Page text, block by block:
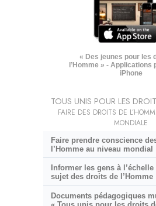
« Des jeunes pour les
l’Homme » - Applications
iPhone
TOUS UNIS POUR LES
FAIRE DES DROITS DE
MONDIALE
Faire prendre conscience
l’Homme au niveau mondial
Informer les gens à
sujet des droits de l’Homme
Documents pédagogiques